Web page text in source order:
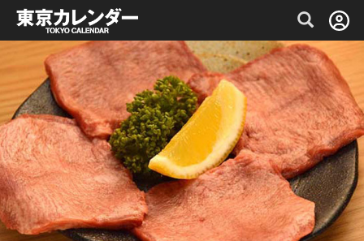
グルメ情報・プレミアムレストラン予約